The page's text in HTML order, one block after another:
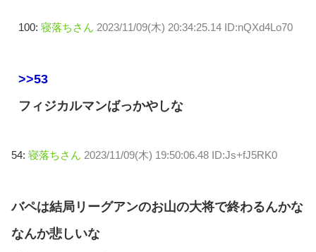
100: 寝落ちさん 2023/11/09(木) 20:34:25.14 ID:nQXd4Lo70
>>53
フィジカルマンばっかやしな
54: 寝落ちさん 2023/11/09(木) 19:50:06.48 ID:Js+fJ5RK0
バペは結局リーグアンのお山の大将で終わるんかな
なんか悲しいな